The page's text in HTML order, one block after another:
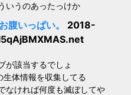
いうのあったっけか
腹いっぱい。 2018-
が該当するでしょ
体情報を収集してる
なければ何度も滅ぼしてや